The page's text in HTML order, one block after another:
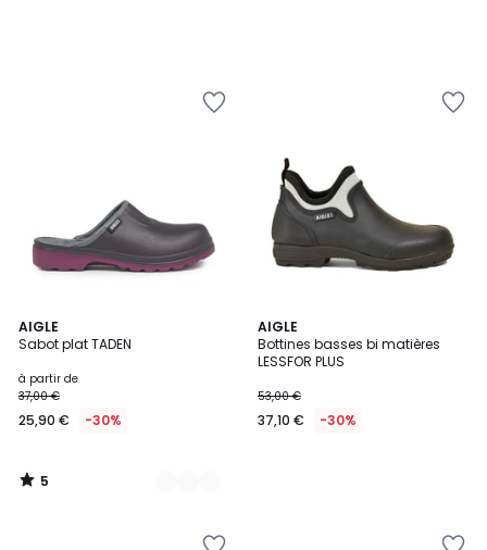
AIGLE
Sabot plat TADEN
à partir de
37,00 €
25,90 € -30%
5
/
2
Couleurs
5
/
AIGLE
Bottines basses bi matières
LESSFOR PLUS
53,00 €
37,10 € -30%